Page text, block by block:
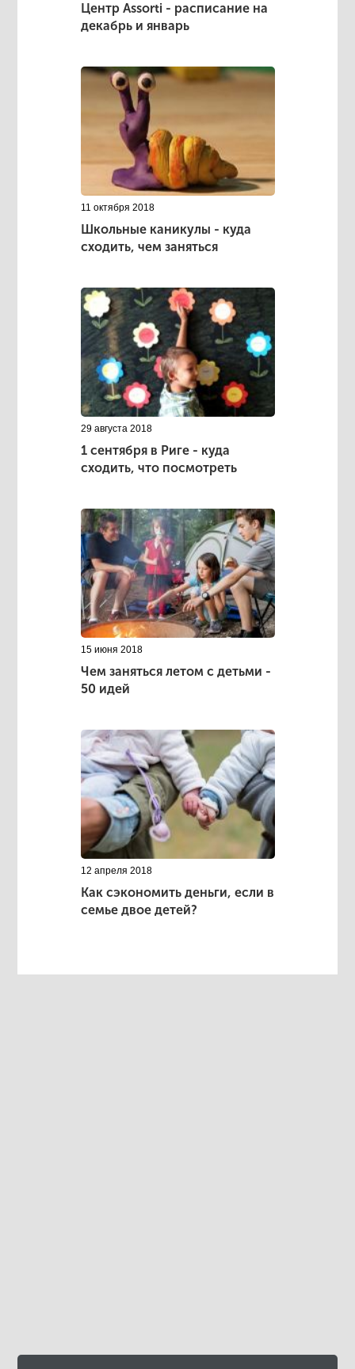
Центр Аssorti - расписание на
декабрь и январь
11 октября 2018
Школьные каникулы - куда
сходить, чем заняться
29 августа 2018
1 сентября в Риге - куда
сходить, что посмотреть
15 июня 2018
Чем заняться летом с детьми -
50 идей
12 апреля 2018
Как сэкономить деньги, если в
семье двое детей?